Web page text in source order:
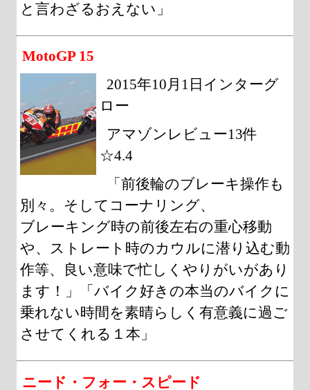
と言わざるおえない」
MotoGP 15
2015年10月1日インターグ
ロー
アマゾンレビュー13件
☆4.4
「前後輪のブレーキ操作も
別々。そしてコーナリング、
ブレーキング時の前後左右の重心移動
や、ストレート時のカウルに潜り込む動
作等、良い意味で忙しくやりがいがあり
ます！」「バイク好きの本当のバイクに
乗れない時間を素晴らしく有意義に過ご
させてくれる１本」
ニード・フォー・スピード